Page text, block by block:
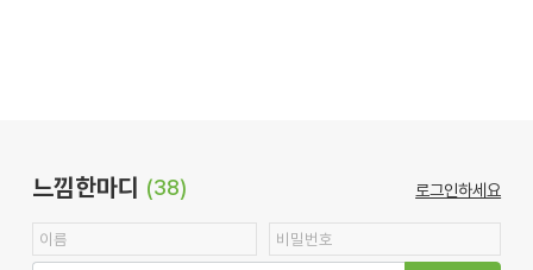
느낌한마디 (38) 로그인하세요